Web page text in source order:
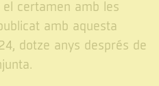
certamen amb les
amb aquesta
dotze anys després de